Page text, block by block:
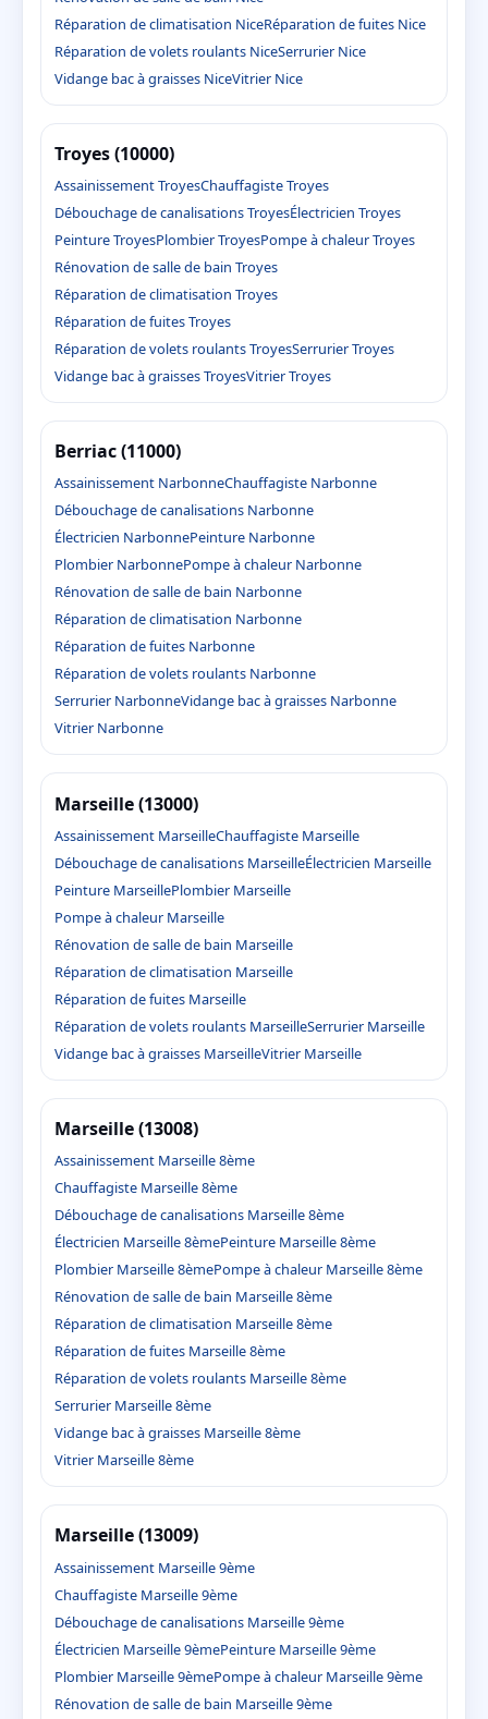
Réparation de climatisation NiceRéparation de fuites Nice
Réparation de volets roulants NiceSerrurier Nice
Vidange bac à graisses NiceVitrier Nice
Troyes (10000)
Assainissement TroyesChauffagiste Troyes
Débouchage de canalisations TroyesÉlectricien Troyes
Peinture TroyesPlombier TroyesPompe à chaleur Troyes
Rénovation de salle de bain Troyes
Réparation de climatisation Troyes
Réparation de fuites Troyes
Réparation de volets roulants TroyesSerrurier Troyes
Vidange bac à graisses TroyesVitrier Troyes
Berriac (11000)
Assainissement NarbonneChauffagiste Narbonne
Débouchage de canalisations Narbonne
Électricien NarbonnePeinture Narbonne
Plombier NarbonnePompe à chaleur Narbonne
Rénovation de salle de bain Narbonne
Réparation de climatisation Narbonne
Réparation de fuites Narbonne
Réparation de volets roulants Narbonne
Serrurier NarbonneVidange bac à graisses Narbonne
Vitrier Narbonne
Marseille (13000)
Assainissement MarseilleChauffagiste Marseille
Débouchage de canalisations MarseilleÉlectricien Marseille
Peinture MarseillePlombier Marseille
Pompe à chaleur Marseille
Rénovation de salle de bain Marseille
Réparation de climatisation Marseille
Réparation de fuites Marseille
Réparation de volets roulants MarseilleSerrurier Marseille
Vidange bac à graisses MarseilleVitrier Marseille
Marseille (13008)
Assainissement Marseille 8ème
Chauffagiste Marseille 8ème
Débouchage de canalisations Marseille 8ème
Électricien Marseille 8èmePeinture Marseille 8ème
Plombier Marseille 8èmePompe à chaleur Marseille 8ème
Rénovation de salle de bain Marseille 8ème
Réparation de climatisation Marseille 8ème
Réparation de fuites Marseille 8ème
Réparation de volets roulants Marseille 8ème
Serrurier Marseille 8ème
Vidange bac à graisses Marseille 8ème
Vitrier Marseille 8ème
Marseille (13009)
Assainissement Marseille 9ème
Chauffagiste Marseille 9ème
Débouchage de canalisations Marseille 9ème
Électricien Marseille 9èmePeinture Marseille 9ème
Plombier Marseille 9èmePompe à chaleur Marseille 9ème
Rénovation de salle de bain Marseille 9ème